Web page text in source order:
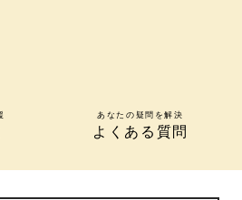
あなたの疑問を解決
よくある質問